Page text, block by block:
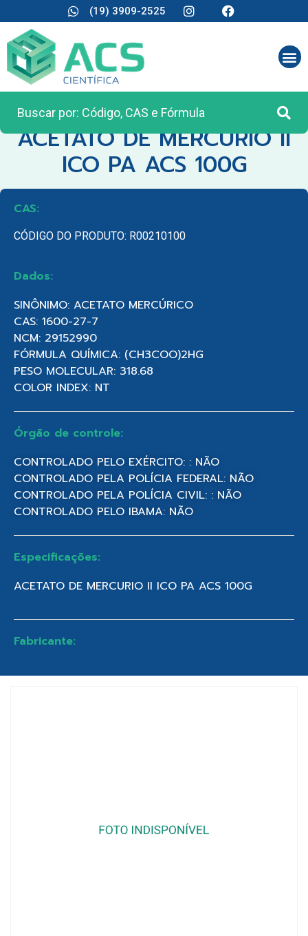
(19) 3909-2525
CATEGORIA:REAGENTES ANALÍTICOS
ACETATO DE MERCURIO II
ICO PA ACS 100G
CAS:
CÓDIGO DO PRODUTO: R00210100
Dados:
SINÔNIMO: ACETATO MERCÚRICO
CAS: 1600-27-7
NCM: 29152990
FÓRMULA QUÍMICA: (CH3COO)2HG
PESO MOLECULAR: 318.68
COLOR INDEX: NT
Órgão de controle:
CONTROLADO PELO EXÉRCITO: : NÃO
CONTROLADO PELA POLÍCIA FEDERAL: NÃO
CONTROLADO PELA POLÍCIA CIVIL: : NÃO
CONTROLADO PELO IBAMA: NÃO
Especificações:
ACETATO DE MERCURIO II ICO PA ACS 100G
Fabricante: